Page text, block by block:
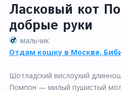
Ласковый кот
добрые руки
мальчик
Отдам кошку в Москве,
Шотладский вислоухий
Помпон — милый пушистый